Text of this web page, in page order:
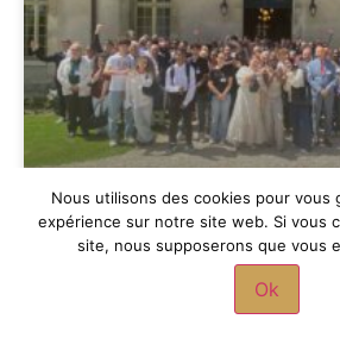
L’académie de
Nous utilisons des cookies pour vous
expérience sur notre site web. Si vous
site, nous supposerons que vous
Ok